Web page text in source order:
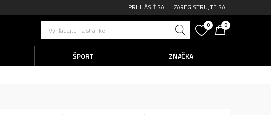
PRIHLÁSIŤ SA ZAREGISTRUJTE SA
Vyhľadajte na stránke
0 0
ŠPORT
ZNAČKA